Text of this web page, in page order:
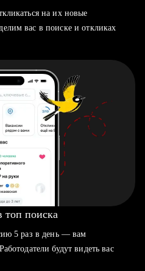
на их новые
вас в поиске и откликах
топ поиска
5 раз в день — вам
будут видеть вас